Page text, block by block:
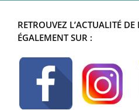
RETROUVEZ L’ACTUALITÉ
ÉGALEMENT SUR :